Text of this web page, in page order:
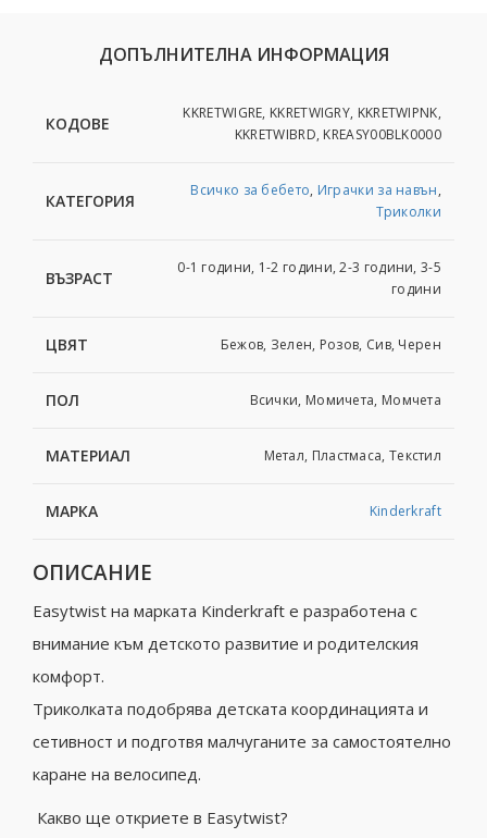
ДОПЪЛНИТЕЛНА ИНФОРМАЦИЯ
КОДОВЕ
KKRETWIGRE, KKRETWIGRY, KKRETWIPNK,
KKRETWIBRD, KREASY00BLK0000
КАТЕГОРИЯ
Всичко за бебето, Играчки за навън,
Триколки
ВЪЗРАСТ
0-1 години, 1-2 години, 2-3 години, 3-5
години
ЦВЯТ Бежов, Зелен, Розов, Сив, Черен
ПОЛ Всички, Момичета, Момчета
МАТЕРИАЛ Метал, Пластмаса, Текстил
МАРКА Kinderkraft
ОПИСАНИЕ
Easytwist на марката Kinderkraft е разработена с
внимание към детското развитие и родителския
комфорт.
Триколката подобрява детската координацията и
сетивност и подготвя малчуганите за самостоятелно
каране на велосипед.
Какво ще откриете в Easytwist?